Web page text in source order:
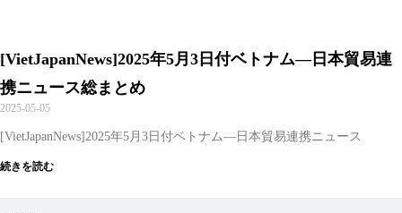
[VietJapanNews]2025年5月3日付ベトナム―日本貿易連
携ニュース総まとめ
2025-05-05
[VietJapanNews]2025年5月3日付ベトナム―日本貿易連携ニュース
続きを読む